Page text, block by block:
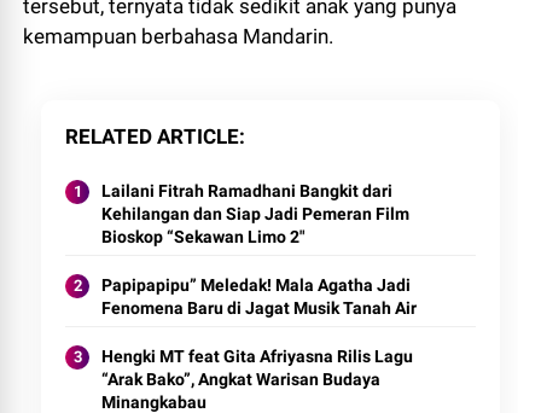
tersebut, ternyata tidak sedikit anak yang punya
kemampuan berbahasa Mandarin.
RELATED ARTICLE
Lailani Fitrah Ramadhani Bangkit dari
Kehilangan dan Siap Jadi Pemeran Film
Bioskop “Sekawan Limo 2"
Papipapipu” Meledak! Mala Agatha Jadi
Fenomena Baru di Jagat Musik Tanah Air
Hengki MT feat Gita Afriyasna Rilis Lagu
“Arak Bako”, Angkat Warisan Budaya
Minangkabau